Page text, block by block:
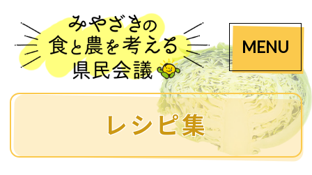
MENU
レシピ集